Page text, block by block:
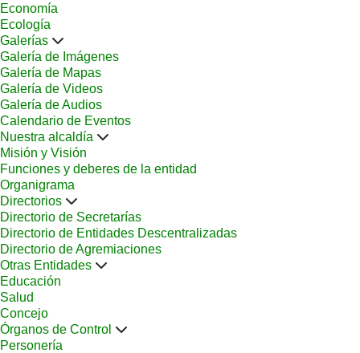
Economía
Ecología
Galerías
Galería de Imágenes
Galería de Mapas
Galería de Videos
Galería de Audios
Calendario de Eventos
Nuestra alcaldía
Misión y Visión
Funciones y deberes de la entidad
Organigrama
Directorios
Directorio de Secretarías
Directorio de Entidades Descentralizadas
Directorio de Agremiaciones
Otras Entidades
Educación
Salud
Concejo
Órganos de Control
Personería